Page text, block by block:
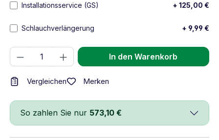
Installationsservice (GS) + 125,00 €
Schlauchverlängerung + 9,99 €
Produkt Anzahl: Gib den gewünschten
In den Warenkorb
Vergleichen Merken
So zahlen Sie nur 573,10 €